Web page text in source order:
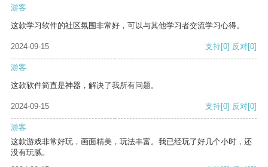
游客
这款学习软件的社区氛围非常好，可以与其他学习者交流学习心得。
2024-09-15 支持[0] 反对[0]
游客
这款软件简直是神器，解决了我所有问题。
2024-09-15 支持[0] 反对[0]
游客
这款游戏非常好玩，画面精美，玩法丰富。我已经玩了好几个小时，还
没有玩腻。